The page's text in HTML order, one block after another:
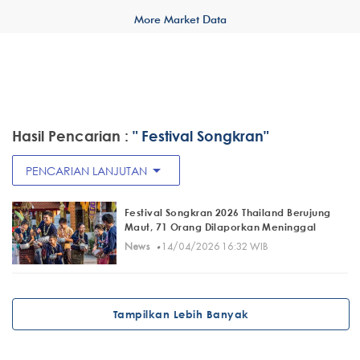
More Market Data
Hasil Pencarian : " Festival Songkran"
PENCARIAN LANJUTAN arrow_drop_down
Festival Songkran 2026 Thailand Berujung
Maut, 71 Orang Dilaporkan Meninggal
News· 14/04/2026 16:32 WIB
Tampilkan Lebih Banyak